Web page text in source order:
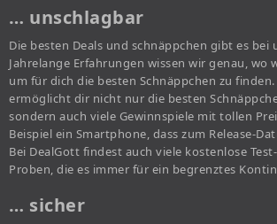
… unschlagbar
Die besten Deals und schnäppchen gibt es bei
Jahrelange Erfahrungen wissen wir genau, wo
um für dich die besten Schnäppchen zu
ermöglicht dir nicht nur die besten
sondern auch viele Gewinnspiele mit tollen
Beispiel ein Smartphone, dass zum Release-
Bei DealGott findest auch viele kostenlose
Proben, die es immer für ein begrenztes
… sicher